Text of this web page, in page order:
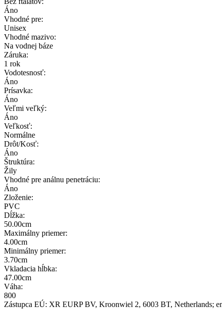
Áno
Vhodné pre:
Unisex
Vhodné mazivo:
Na vodnej báze
Záruka:
1 rok
Vodotesnosť:
Áno
Prísavka:
Áno
Veľmi veľký:
Áno
Veľkosť:
Normálne
Drôt/Kosť:
Áno
Štruktúra:
Žily
Vhodné pre análnu penetráciu:
Áno
Zloženie:
PVC
Dĺžka:
50.00cm
Maximálny priemer:
4.00cm
Minimálny priemer:
3.70cm
Vkladacia hĺbka:
47.00cm
Váha:
800
Zástupca EÚ: XR EURP BV, Kroonwiel 2, 6003 BT, Netherlands;